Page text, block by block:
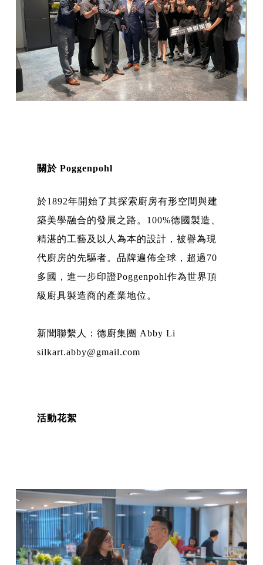
關於 Poggenpohl
於1892年開始了其探索廚房有形空間與建
築美學融合的發展之路。100%德國製造、
精湛的工藝及以人為本的設計，被譽為現
代廚房的先驅者。品牌遍佈全球，超過70
多國，進一步印證Poggenpohl作為世界頂
級廚具製造商的產業地位。
新聞聯繫人：德廚集團 Abby Li
silkart.abby@gmail.com
活動花絮